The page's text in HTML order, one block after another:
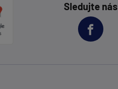
Sledujte nás